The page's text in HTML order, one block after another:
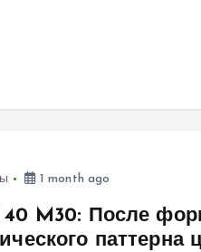
1 month ago
40 M30: После